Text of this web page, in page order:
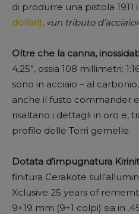
di produrre una pistola
dollari), «un tributo d’acciaio»
Oltre che la canna,
4,25”, ossia 108 millimetri;
sono in acciaio – al
anche il fusto commander
risaltano i dettagli in oro e,
profilo delle Torri gemelle.
Dotata d’impugnatura
finitura Cerakote
Xclusive 25 years of
9×19 mm (9+1 colpi) sia in